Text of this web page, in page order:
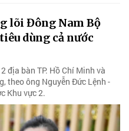
lõi Đông Nam Bộ
dùng cả nước
địa bàn TP. Hồ Chí Minh và
theo ông Nguyễn Đức Lệnh -
Khu vực 2.